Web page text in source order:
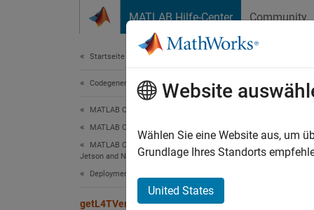
MATLAB Hilfe-Center Community
Startseite der Dokumentation
Codegenerierung
MATLAB Coder
MATLAB Coder Supported Hardware
MATLAB Coder Support Package for NVIDIA
Jetson and NVIDIA DRIVE Platforms
Deployment
getL4TVersion
Get
Website
Wählen Sie eine Website aus, um
Grundlage Ihres Standorts
United States